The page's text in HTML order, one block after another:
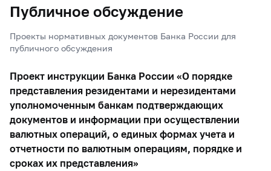
Публичное обсуждение
Проекты нормативных документов Банка России для
публичного обсуждения
Проект инструкции Банка России «О порядке
представления резидентами и нерезидентами
уполномоченным банкам подтверждающих
документов и информации при осуществлении
валютных операций, о единых формах учета и
отчетности по валютным операциям, порядке и
сроках их представления»